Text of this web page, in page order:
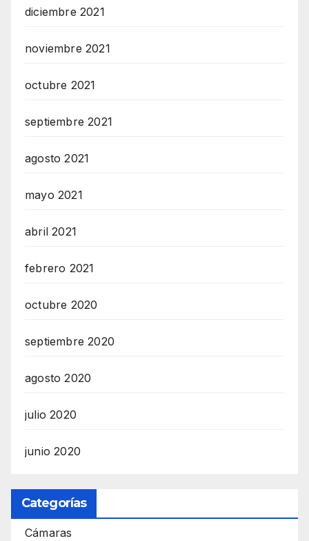
diciembre 2021
noviembre 2021
octubre 2021
septiembre 2021
agosto 2021
mayo 2021
abril 2021
febrero 2021
octubre 2020
septiembre 2020
agosto 2020
julio 2020
junio 2020
Categorías
Cámaras